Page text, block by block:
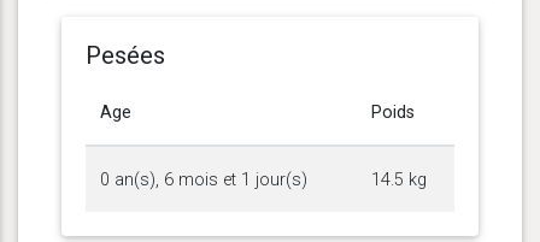
Pesées
Age Poids
0 an(s), 6 mois et 1 jour(s) 14.5 kg